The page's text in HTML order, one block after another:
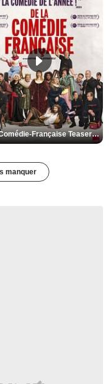
De la Comédie-Française Teaser VF
manquer